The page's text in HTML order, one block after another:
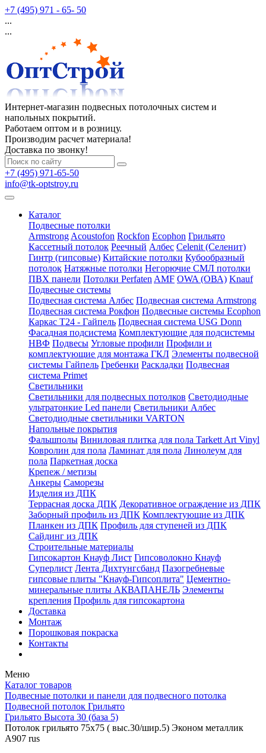
+7 (495) 971 - 65- 50
...
...
Интернет-магазин подвесных потолочных систем и
напольных покрытий.
Работаем оптом и в розницу.
Производим расчет материала!
Доставка по звонку!
+7 (495) 971-65-50
info@tk-optstroy.ru
Каталог
Подвесные потолки
Armstrong Acoustofon Rockfon Ecophon Грильято
Кассетный потолок Реечный Албес Celenit (Селенит)
Гинтр (гипсовые) Китайские потолки Кубообразный
потолок Натяжные потолки Негорючие СМЛ потолки
ПВХ панели Потолки Perfaten AMF OWA (ОВА) Knauf
Подвесные системы
Подвесная система Албес Подвесная система Armstrong
Подвесная система Рокфон Подвесные системы Ecophon
Каркас Т24 - Гайпель Подвесная система USG Donn
Фасадная подсистема Комплектующие для подсистемы
НВФ Подвесы Угловые профили Профили и
комплектующие для монтажа ГКЛ Элементы подвесной
системы Гайпель Гребенки Раскладки Подвесная
система Primet
Светильники
Светильники для подвесных потолков Светодиодные
ультратонкие Led панели Светильники Албес
Светодиодные светильники VARTON
Напольные покрытия
Фальшполы Виниловая плитка для пола Tarkett Art Vinyl
Ковролин для пола Ламинат для пола Линолеум для
пола Паркетная доска
Крепеж / метизы
Анкеры Саморезы
Изделия из ДПК
Террасная доска ДПК Декоративное ограждение из ДПК
Заборный профиль из ДПК Комплектующие из ДПК
Планкен из ДПК Профиль для ступеней из ДПК
Сайдинг из ДПК
Строительные материалы
Гипсокартон Кнауф Лист Гипсоволокно Кнауф
Суперлист Лента Дихтунгсбанд Пазогребневые
гипсовые плиты "Кнауф-Гипсоплита" Цементно-
минеральные плиты АКВАПАНЕЛЬ Элементы
крепления Профиль для гипсокартона
Доставка
Монтаж
Порошковая покраска
Контакты
Меню
Каталог товаров
Подвесные потолки и панели для подвесного потолка
Подвесной потолок Грильято
Грильято Высота 30 (база 5)
Потолок грильято 75х75 ( выс.30/шир.5) Эконом металлик
А907 rus